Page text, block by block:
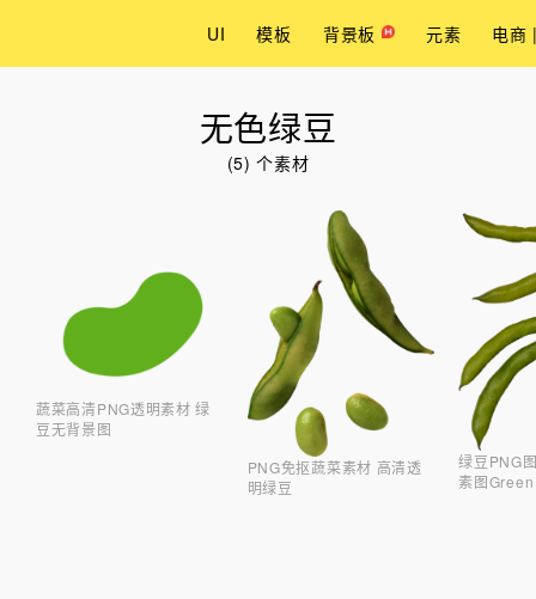
UI 模板 背景板 元素 电商
无色绿豆
(5) 个素材
蔬菜高清PNG透明素材 绿
豆无背景图
PNG免抠蔬菜素材 高清透
明绿豆
绿豆PNG
素图